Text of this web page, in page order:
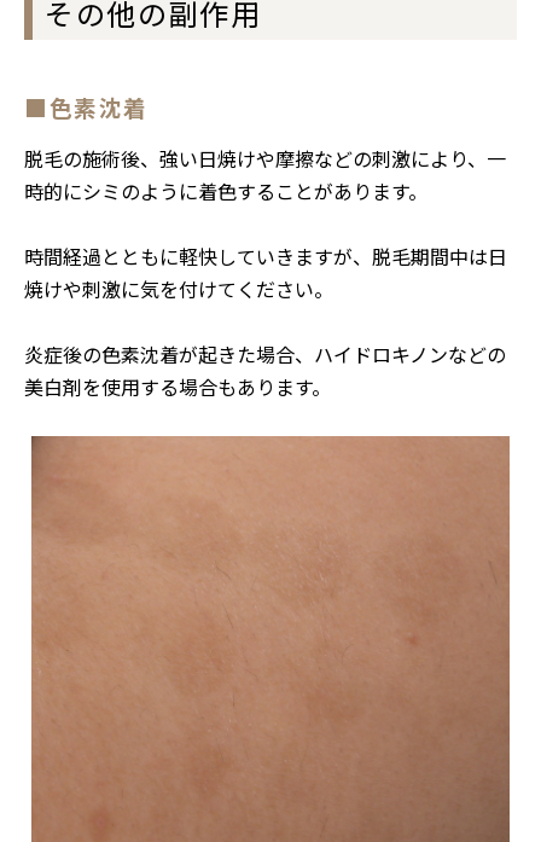
その他の副作用
■色素沈着
脱毛の施術後、強い日焼けや摩擦などの刺激により、一
時的にシミのように着色することがあります。
時間経過とともに軽快していきますが、脱毛期間中は日
焼けや刺激に気を付けてください。
炎症後の色素沈着が起きた場合、ハイドロキノンなどの
美白剤を使用する場合もあります。